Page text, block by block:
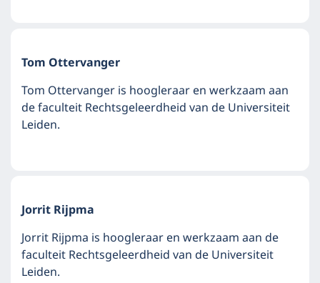
Tom Ottervanger
Tom Ottervanger is hoogleraar en werkzaam aan
de faculteit Rechtsgeleerdheid van de Universiteit
Leiden.
Jorrit Rijpma
Jorrit Rijpma is hoogleraar en werkzaam aan de
faculteit Rechtsgeleerdheid van de Universiteit
Leiden.